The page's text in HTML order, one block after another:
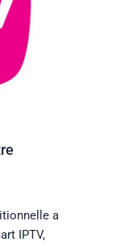
a
IPTV,